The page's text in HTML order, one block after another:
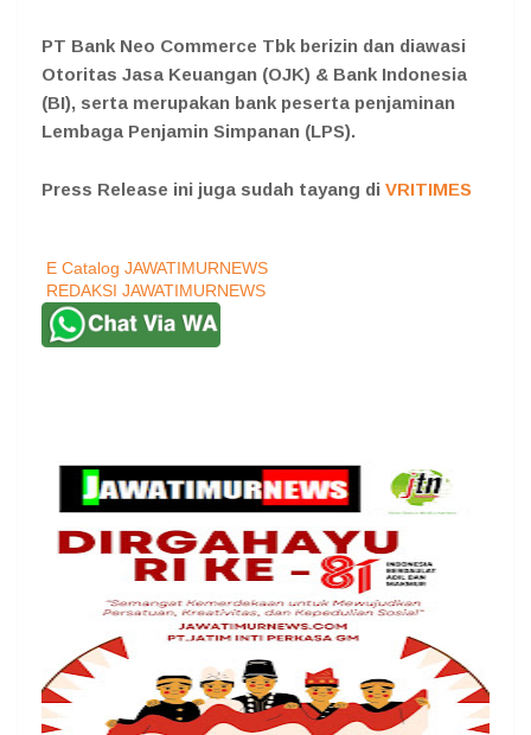
PT Bank Neo Commerce Tbk berizin dan diawasi
Otoritas Jasa Keuangan (OJK) & Bank Indonesia
(BI), serta merupakan bank peserta penjaminan
Lembaga Penjamin Simpanan (LPS).
Press Release ini juga sudah tayang di VRITIMES
E Catalog JAWATIMURNEWS
REDAKSI JAWATIMURNEWS